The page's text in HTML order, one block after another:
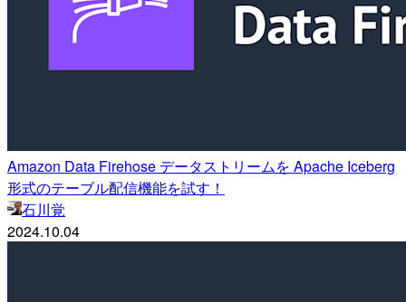
Amazon Data Firehose データストリームを Apache Iceberg
形式のテーブル配信機能を試す！
石川覚
2024.10.04